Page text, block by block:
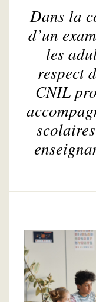
Dans la
d’un
les
respect
CNIL